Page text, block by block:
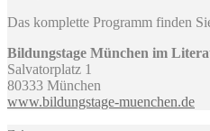
Das komplette Programm finden
Bildungstage München im
Salvatorplatz 1
80333 München
www.bildungstage-muenchen.de